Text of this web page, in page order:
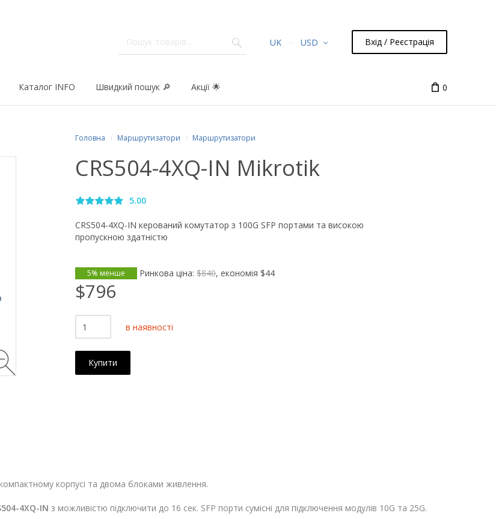
UK USD Вхід / Реєстрація
Каталог INFO Швидкий пошук 🔎 Акції 🌟 0
Головна Маршрутизатори Маршрутизатори
CRS504-4XQ-IN Mikrotik
5.00
CRS504-4XQ-IN керований комутатор з 100G SFP портами та високою
пропускною здатністю
5% менше Ринкова ціна: $840, економія $44
$796
в наявності
Купити
корпусі та двома блоками живлення.
4XQ-IN з можливістю підключити до 16 сек. SFP порти сумісні для підключення модулів 10G та 25G.